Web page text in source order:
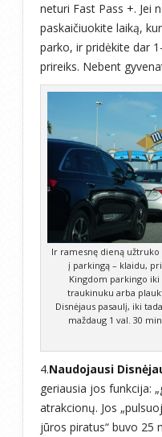
neturi Fast Pass +. Jei
paskaičiuokite laiką,
parko, ir pridėkite dar
prireiks. Nebent
Ir ramesnę dieną
į parkingą – klaidu,
Kingdom parkingo
traukinuku arba
Disnėjaus pasaulį, iki
maždaug 1 val. 30
4.Naudojausi
geriausia jos funkcija:
atrakcionų. Jos
jūros piratus“ buvo 25